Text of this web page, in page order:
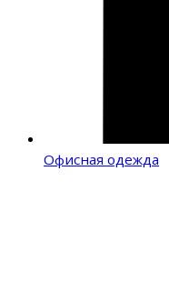
Офисная одежда